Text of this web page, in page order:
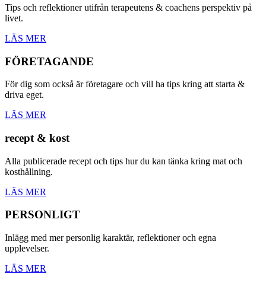
Tips och reflektioner utifrån terapeutens & coachens perspektiv på
livet.
LÄS MER
FÖRETAGANDE
För dig som också är företagare och vill ha tips kring att starta &
driva eget.
LÄS MER
recept & kost
Alla publicerade recept och tips hur du kan tänka kring mat och
kosthållning.
LÄS MER
PERSONLIGT
Inlägg med mer personlig karaktär, reflektioner och egna
upplevelser.
LÄS MER